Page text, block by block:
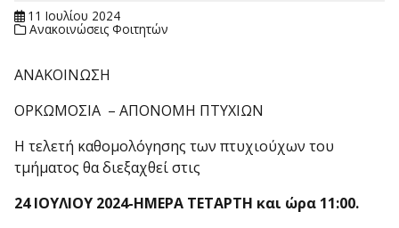
11 Ιουλίου 2024
Ανακοινώσεις Φοιτητών
ΑΝΑΚΟΙΝΩΣΗ
ΟΡΚΩΜΟΣΙΑ – ΑΠΟΝΟΜΗ ΠΤΥΧΙΩΝ
Η τελετή καθομολόγησης των πτυχιούχων του
τμήματος θα διεξαχθεί στις
24 ΙΟΥΛΙΟΥ 2024-ΗΜΕΡΑ ΤΕΤΑΡΤΗ και ώρα 11:00.